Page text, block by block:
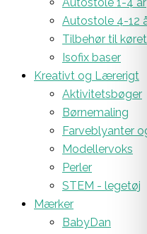
Autostole 4-12
Tilbehør til
Isofix baser
Kreativt og Lærerigt
Aktivitetsbøger
Børnemaling
Farveblyanter
Modellervoks
Perler
STEM - legetøj
Mærker
BabyDan